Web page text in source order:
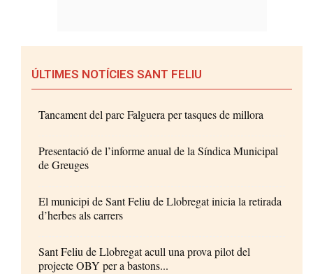
ÚLTIMES NOTÍCIES SANT FELIU
Tancament del parc Falguera per tasques de millora
Presentació de l’informe anual de la Síndica Municipal
de Greuges
El municipi de Sant Feliu de Llobregat inicia la retirada
d’herbes als carrers
Sant Feliu de Llobregat acull una prova pilot del
projecte OBY per a bastons...